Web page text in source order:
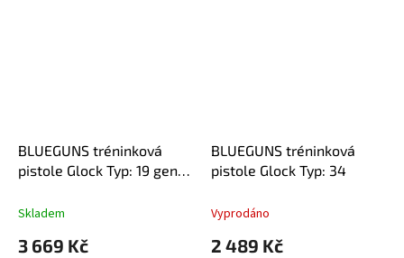
BLUEGUNS tréninková
pistole Glock Typ: 19 gen 5
Skladem
3 669 Kč
BLUEGUNS tréninková
pistole Glock Typ: 34
Vyprodáno
2 489 Kč